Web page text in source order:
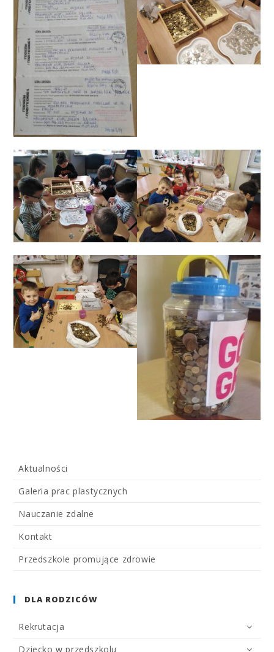
Aktualności
Galeria prac plastycznych
Nauczanie zdalne
Kontakt
Przedszkole promujące zdrowie
DLA RODZICÓW
Rekrutacja
Dziecko w przedszkolu